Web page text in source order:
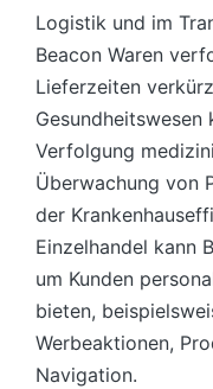
Logistik und im
Beacon Waren
Lieferzeiten
Gesundheitswesen
Verfolgung
Überwachung von
der
Einzelhandel kann
um Kunden
bieten,
Werbeaktionen,
Navigation.